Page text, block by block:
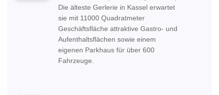
Die älteste Gerlerie in Kassel erwartet
sie mit 11000 Quadratmeter
Geschäftsfläche attraktive Gastro- und
Aufenthaltsflächen sowie einem
eigenen Parkhaus für über 600
Fahrzeuge.